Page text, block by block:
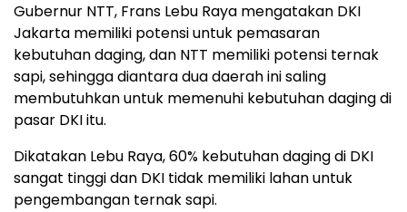
Gubernur NTT, Frans Lebu Raya mengatakan DKI
Jakarta memiliki potensi untuk pemasaran
kebutuhan daging, dan NTT memiliki potensi ternak
sapi, sehingga diantara dua daerah ini saling
membutuhkan untuk memenuhi kebutuhan daging di
pasar DKI itu.
Dikatakan Lebu Raya, 60% kebutuhan daging di DKI
sangat tinggi dan DKI tidak memiliki lahan untuk
pengembangan ternak sapi.